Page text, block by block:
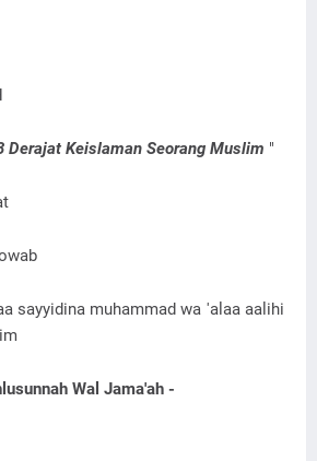
Derajat Keislaman Seorang Muslim "
sayyidina muhammad wa 'alaa aalihi
Wal Jama'ah -